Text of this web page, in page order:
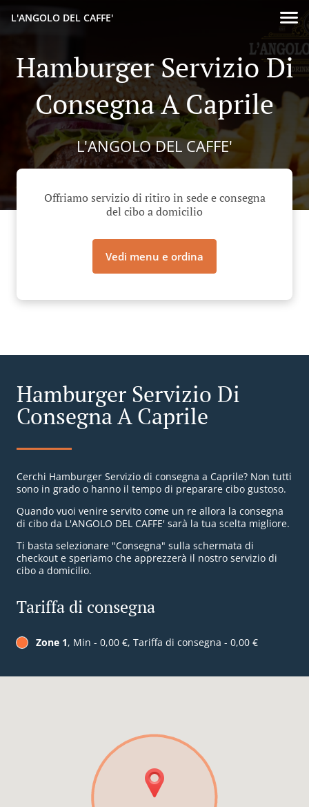
L'ANGOLO DEL CAFFE'
Hamburger Servizio Di
Consegna A Caprile
L'ANGOLO DEL CAFFE'
Offriamo servizio di ritiro in sede e consegna
del cibo a domicilio
Vedi menu e ordina
Hamburger Servizio Di
Consegna A Caprile
Cerchi Hamburger Servizio di consegna a Caprile? Non tutti
sono in grado o hanno il tempo di preparare cibo gustoso.
Quando vuoi venire servito come un re allora la consegna
di cibo da L'ANGOLO DEL CAFFE' sarà la tua scelta migliore.
Ti basta selezionare "Consegna" sulla schermata di
checkout e speriamo che apprezzerà il nostro servizio di
cibo a domicilio.
Tariffa di consegna
Zone 1, Min - 0,00 €, Tariffa di consegna - 0,00 €